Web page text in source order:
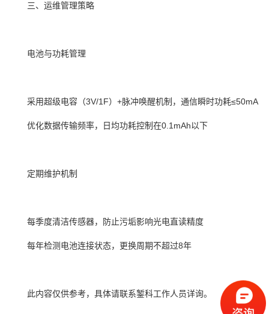
三、运维管理策略
电池与功耗管理‌
采用超级电容（3V/1F）+脉冲唤醒机制，通信瞬时功耗≤50mA‌
优化数据传输频率，日均功耗控制在0.1mAh以下‌
定期维护机制‌
每季度清洁传感器，防止污垢影响光电直读精度‌
每年检测电池连接状态，更换周期不超过8年‌
此内容仅供参考，具体请联系錾科工作人员详询。